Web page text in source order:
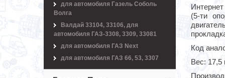
(5-ти
Код
Вес: 17,5
для автомобиля Газель Соболь
Волга
Валдай 33104, 33106, для
автомобиля ГАЗ-3308, 3309, 33081
для автомобиля ГАЗ Next
для автомобиля ГАЗ 66, 53, 3307